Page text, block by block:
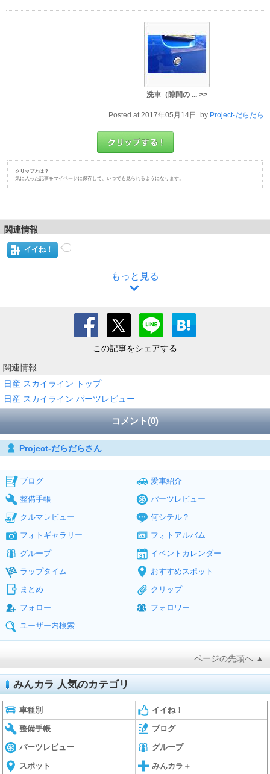
洗車（隙間の ... >>
Posted at 2017年05月14日 by Project-だらだら
クリップとは？
気に入った記事をマイページに保存して、いつでも見られるようになります。
関連情報
イイね！
もっと見る
この記事をシェアする
関連情報
日産 スカイライン トップ
日産 スカイライン パーツレビュー
コメント(0)
Project-だらだらさん
ブログ
愛車紹介
整備手帳
パーツレビュー
クルマレビュー
何シテル？
フォトギャラリー
フォトアルバム
グループ
イベントカレンダー
ラップタイム
おすすめスポット
まとめ
クリップ
フォロー
フォロワー
ユーザー内検索
ページの先頭へ ▲
みんカラ 人気のカテゴリ
車種別 イイね！
整備手帳 ブログ
パーツレビュー グループ
スポット みんカラ＋